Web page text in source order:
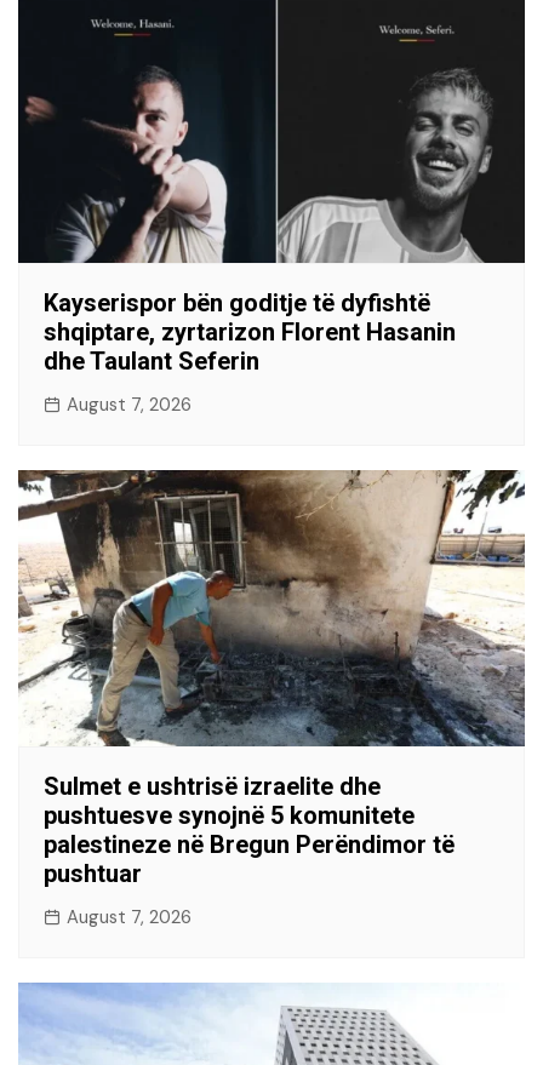
Kayserispor bën goditje të dyfishtë
shqiptare, zyrtarizon Florent Hasanin
dhe Taulant Seferin
August 7, 2026
Sulmet e ushtrisë izraelite dhe
pushtuesve synojnë 5 komunitete
palestineze në Bregun Perëndimor të
pushtuar
August 7, 2026